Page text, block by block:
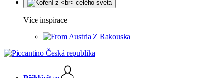
Více inspirace
Z Rakouska